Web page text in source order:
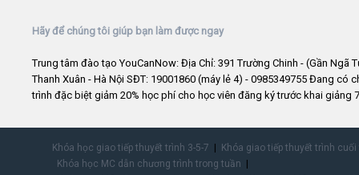
Hãy để chúng tôi giúp bạn làm được ngay
Trung tâm đào tạo YouCanNow: Địa Chỉ: 391 Trường Chinh - (Gần Ngã
Thanh Xuân - Hà Nội SĐT: 19001860 (máy lẻ 4) - 0985349755 Đang có
trình đặc biệt giảm 20% học phí cho học viên đăng ký trước khai giảng
Khóa học giao tiếp thuyết trình 3-5-7
Khóa giao tiếp thuyết trình
Khóa học MC dẫn chương trình trong tuần